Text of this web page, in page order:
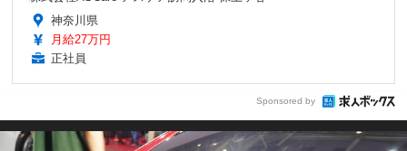
神奈川県
月給27万円
正社員
Sponsored by